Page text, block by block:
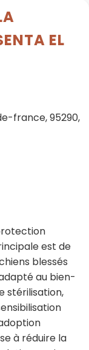
EL
france, 95290,
est de
blessés
au bien-
stérilisation,
à réduire la